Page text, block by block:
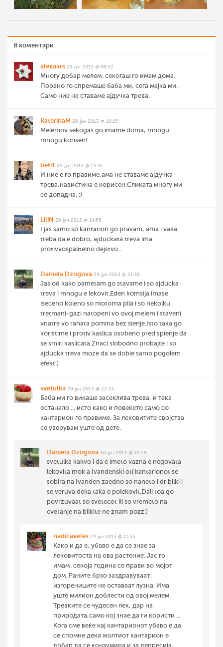
8 коментари
alexaars 29 јун 2013 @ 09:32
Многу добар мелем, секогаш го имам дома.
Порано го спремаше баба ми, сега мајка ми.
Само ние не ставаме ајдучка трева.
KaterinaM 29 јун 2013 @ 10:15
Melemov sekogas go imame doma, mnogu
mnogu korisen!
beti1 29 јун 2013 @ 14:16
И ние е го правиме,ама не ставаме ајдучка
трева,навистина е корисен.Сликата многу ми
се допадна. :)
LiliN 29 јун 2013 @ 14:56
I jas samo so kantarion go pravam, ama i vaka
treba da e dobro, ajduckata treva ima
protivvospalitelno dejstvo...
Daniela Dzogova 29 јун 2013 @ 21:38
Jas od kako pametam go stavame i so ajducka
treva i mnogu e lekovit.Eden komsija imase
iseceno koleno so motorna pila i so nekolku
tretmani-gazi natopeni vo ovoj melem i staveni
vnatre vo ranata pomina bez sienje.Isto taka go
koristime i protiv kaslica osobeno pred spienje da
se smiri kaslicata.Znaci slobodno probajte i so
ajducka treva moze da se dobie samo pogolem
efekt:)
svetulka 29 јун 2013 @ 22:33
Баба ми го викаше засеклива трева, и така
останало ... исто како и повеќето само со
кантарион го правиме. За лековитите својства
се уверувам уште од дете.
Daniela Dzogova 30 јун 2013 @ 22:18
svetulka kakvo i da e imeto vazna e negovata
lekovita mok a Ivandenski oti kantarionot se
sobira na Ivanden zaedno so naneto i dr bilki i
se veruva deka taka e polekovit.Dali toa go
povrzuvaat so svetecot ili so vremeto na
cvetanje na bilkite ne znam pozz:)
nadicaveles 24 јул 2013 @ 11:55
Како и да е, убаво е да се знае за
лековитоста на ова растение. Јас го
имам ,секоја година се прави во мојот
дом. Раните брзо заздравуваат,
изгорениците не оставаат лузна. Има
уште милион доблести од овој мелем.
Тревките се чудесен лек, дар на
природата,само кој знае да ги користи ...
Кога сме веќе кај кантарионот убаво е да
се спомне дека жолтиот кантарион е
добар да се конзумира и за депресија,.